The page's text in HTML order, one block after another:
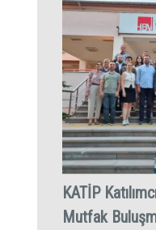
KATİP
Mutfak